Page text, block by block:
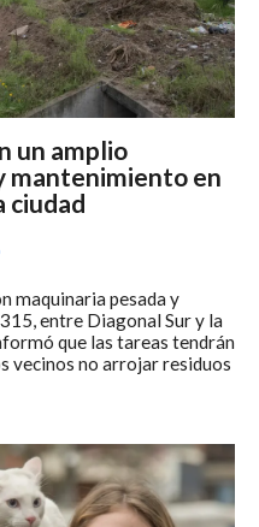
un amplio
mantenimiento en
ciudad
maquinaria pesada y
entre Diagonal Sur y la
que las tareas tendrán
vecinos no arrojar residuos